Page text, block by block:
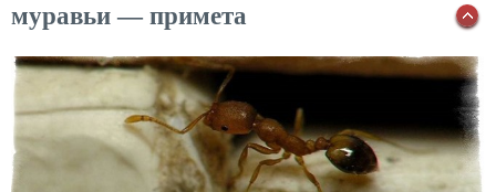
муравьи — примета